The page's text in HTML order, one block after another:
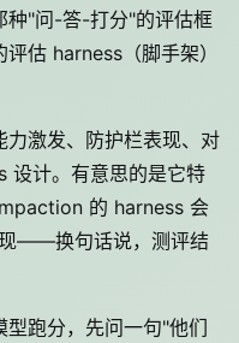
种"问-答-打分"的评估框
估 harness（脚手架）
激发、防护栏表现、对
设计。有意思的是它特
的 harness 会
——换句话说，测评结
跑分，先问一句"他们